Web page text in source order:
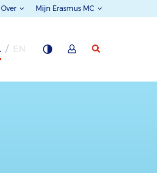
Over Mijn Erasmus MC